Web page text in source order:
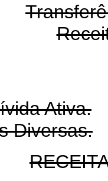
Ativa.
Diversas.